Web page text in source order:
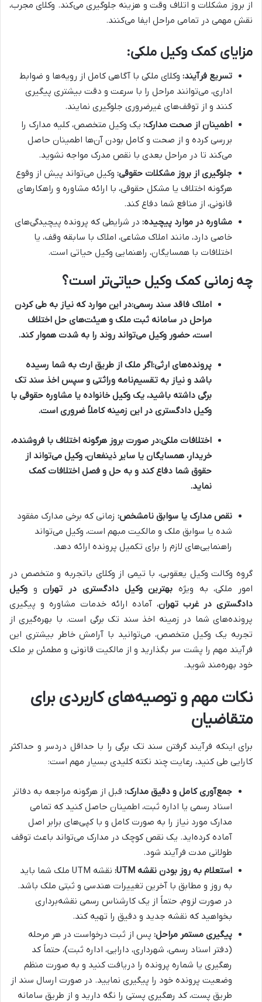
از بروز مشکلات و اتلاف وقت و هزینه جلوگیری می‌کند. وکلای مجرب،
نقش مهمی در تمامی مراحل ایفا می‌کنند.
مزایای کمک وکیل ملکی:
تسریع فرآیند: وکلای ملکی با آگاهی کامل از رویه‌ها و ضوابط
اداری، می‌توانند مراحل را با سرعت و دقت بیشتری پیگیری
کنند و از توقف‌های غیرضروری جلوگیری نمایند.
اطمینان از صحت مدارک: یک وکیل متخصص، کلیه مدارک را
بررسی کرده و از صحت و کامل بودن آن‌ها اطمینان حاصل
می‌کند تا در مراحل بعدی با نقص مدرک مواجه نشوید.
جلوگیری از بروز مشکلات حقوقی: وکیل می‌تواند پیش از وقوع
هرگونه اختلاف یا مشکل حقوقی، با ارائه مشاوره و راهکارهای
قانونی، از منافع شما دفاع کند.
مشاوره در موارد پیچیده: در شرایطی که پرونده پیچیدگی‌های
خاصی دارد، مانند املاک مشاعی، املاک با سابقه وقف، یا
اختلافات با همسایگان، راهنمایی وکیل حیاتی است.
چه زمانی کمک وکیل حیاتی‌تر است؟
املاک فاقد سند رسمی:در این موارد که نیاز به طی کردن
مراحل در سامانه ثبت ملک و هیئت‌های حل اختلاف
است، حضور وکیل می‌تواند روند را به شدت هموار کند.
پرونده‌های ارثی:اگر ملک از طریق ارث به شما رسیده
باشد و نیاز به تقسیم‌نامه وراثتی و سپس اخذ سند تک
برگی داشته باشید، یک وکیل خانواده یا مشاوره حقوقی با
وکیل دادگستری در این زمینه کاملاً ضروری است.
اختلافات ملکی:در صورت بروز هرگونه اختلاف با فروشنده،
خریدار، همسایگان یا سایر ذینفعان، وکیل می‌تواند از
حقوق شما دفاع کند و به حل و فصل اختلافات کمک
نماید.
نقص مدارک یا سوابق نامشخص: زمانی که برخی مدارک مفقود
شده یا سوابق ملک و مالکیت مبهم است، وکیل می‌تواند
راهنمایی‌های لازم را برای تکمیل پرونده ارائه دهد.
گروه وکالت وکیل یعقوبی، با تیمی از وکلای باتجربه و متخصص در
امور ملکی، به ویژه بهترین وکیل دادگستری در تهرانو وکیل
دادگستری در غرب تهران، آماده ارائه خدمات مشاوره و پیگیری
پرونده‌های شما در زمینه اخذ سند تک برگی است. با بهره‌گیری از
تجربه یک وکیل متخصص، می‌توانید با آرامش خاطر بیشتری این
فرآیند مهم را پشت سر بگذارید و از مالکیت قانونی و مطمئن بر ملک
خود بهره‌مند شوید.
نکات مهم و توصیه‌های کاربردی برای
متقاضیان
برای اینکه فرآیند گرفتن سند تک برگی را با حداقل دردسر و حداکثر
کارایی طی کنید، رعایت چند نکته کلیدی بسیار مهم است:
جمع‌آوری کامل و دقیق مدارک: قبل از هرگونه مراجعه به دفاتر
اسناد رسمی یا اداره ثبت، اطمینان حاصل کنید که تمامی
مدارک مورد نیاز را به صورت کامل و با کپی‌های برابر اصل
آماده کرده‌اید. یک نقص کوچک در مدارک می‌تواند باعث توقف
طولانی مدت فرآیند شود.
استعلام به روز بودن نقشه UTM:
نقشه UTM ملک شما باید
به روز و مطابق با آخرین تغییرات هندسی و ثبتی ملک باشد.
در صورت لزوم، حتماً از یک کارشناس رسمی نقشه‌برداری
بخواهید که نقشه جدید و دقیق را تهیه کند.
پیگیری مستمر مراحل: پس از ثبت درخواست در هر مرحله
(دفتر اسناد رسمی، شهرداری، دارایی، اداره ثبت)، حتماً کد
رهگیری یا شماره پرونده را دریافت کنید و به صورت منظم
وضعیت پرونده خود را پیگیری نمایید. در صورت ارسال سند از
طریق پست، کد رهگیری پستی را نگه دارید و از طریق سامانه